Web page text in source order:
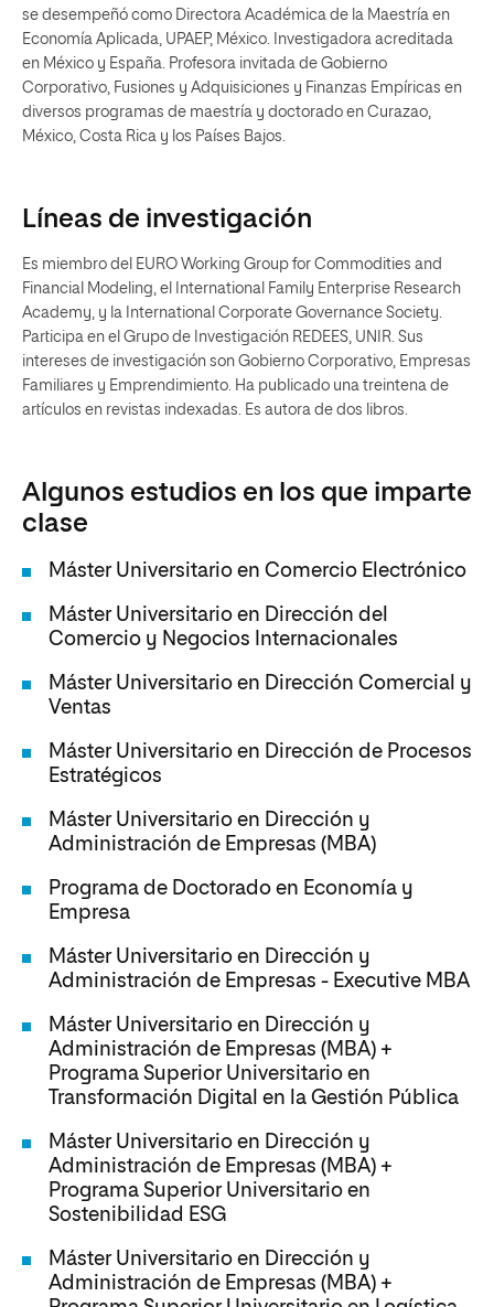
se desempeñó como Directora Académica de la Maestría en
Economía Aplicada, UPAEP, México. Investigadora acreditada
en México y España. Profesora invitada de Gobierno
Corporativo, Fusiones y Adquisiciones y Finanzas Empíricas en
diversos programas de maestría y doctorado en Curazao,
México, Costa Rica y los Países Bajos.
Líneas de investigación
Es miembro del EURO Working Group for Commodities and
Financial Modeling, el International Family Enterprise Research
Academy, y la International Corporate Governance Society.
Participa en el Grupo de Investigación REDEES, UNIR. Sus
intereses de investigación son Gobierno Corporativo, Empresas
Familiares y Emprendimiento. Ha publicado una treintena de
artículos en revistas indexadas. Es autora de dos libros.
Algunos estudios en los que imparte
clase
Máster Universitario en Comercio Electrónico
Máster Universitario en Dirección del
Comercio y Negocios Internacionales
Máster Universitario en Dirección Comercial y
Ventas
Máster Universitario en Dirección de Procesos
Estratégicos
Máster Universitario en Dirección y
Administración de Empresas (MBA)
Programa de Doctorado en Economía y
Empresa
Máster Universitario en Dirección y
Administración de Empresas - Executive MBA
Máster Universitario en Dirección y
Administración de Empresas (MBA) +
Programa Superior Universitario en
Transformación Digital en la Gestión Pública
Máster Universitario en Dirección y
Administración de Empresas (MBA) +
Programa Superior Universitario en
Sostenibilidad ESG
Máster Universitario en Dirección y
Administración de Empresas (MBA) +